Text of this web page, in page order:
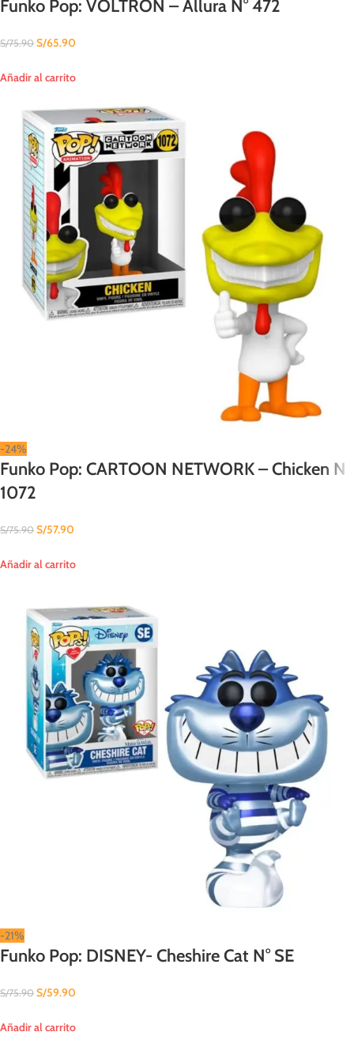
Funko Pop: VOLTRON – Allura N° 472
S/75.90 S/65.90
Añadir al carrito
-24%
Funko Pop: CARTOON NETWORK – Chicken N
1072
S/75.90 S/57.90
Añadir al carrito
-21%
Funko Pop: DISNEY- Cheshire Cat N° SE
S/75.90 S/59.90
Añadir al carrito